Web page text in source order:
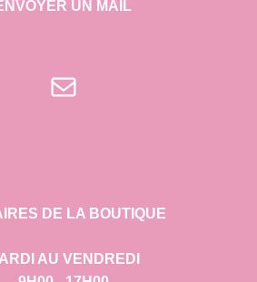
UN MAIL
E-mail
DE LA BOUTIQUE
AU VENDREDI